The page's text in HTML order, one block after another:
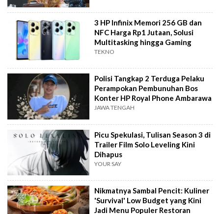
3 HP Infinix Memori 256 GB dan
NFC Harga Rp1 Jutaan, Solusi
Multitasking hingga Gaming
TEKNO
Polisi Tangkap 2 Terduga Pelaku
Perampokan Pembunuhan Bos
Konter HP Royal Phone Ambarawa
JAWA TENGAH
Picu Spekulasi, Tulisan Season 3 di
Trailer Film Solo Leveling Kini
Dihapus
YOUR SAY
Nikmatnya Sambal Pencit: Kuliner
'Survival' Low Budget yang Kini
Jadi Menu Populer Restoran